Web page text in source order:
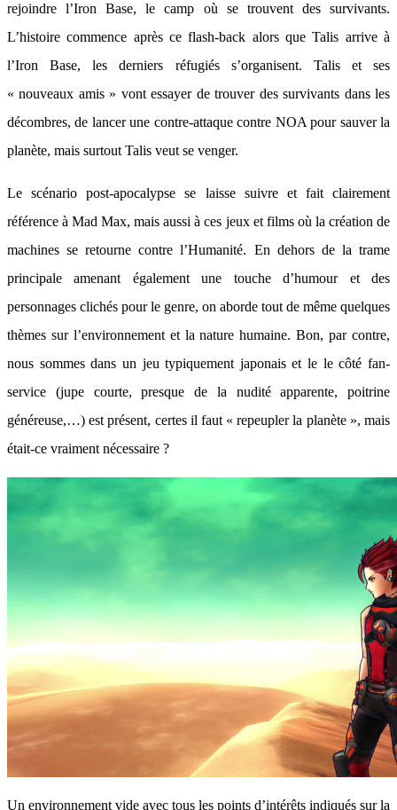
rejoindre l’Iron Base, le camp où se trouvent des survivants.
L’histoire commence après ce flash-back alors que Talis arrive à
l’Iron Base, les derniers réfugiés s’organisent. Talis et ses
« nouveaux amis » vont essayer de trouver des survivants dans les
décombres, de lancer une contre-attaque contre NOA pour sauver la
planète, mais surtout Talis veut se venger.
Le scénario post-apocalypse se laisse suivre et fait clairement
référence à Mad Max, mais aussi à ces jeux et films où la création de
machines se retourne contre l’Humanité. En dehors de la trame
principale amenant également une touche d’humour et des
personnages clichés pour le genre, on aborde tout de même quelques
thèmes sur l’environnement et la nature humaine. Bon, par contre,
nous sommes dans un jeu typiquement japonais et le le côté fan-
service (jupe courte, presque de la nudité apparente, poitrine
généreuse,…) est présent, certes il faut « repeupler la planète », mais
était-ce vraiment nécessaire ?
Un environnement vide avec tous les points d’intérêts indiqués sur la